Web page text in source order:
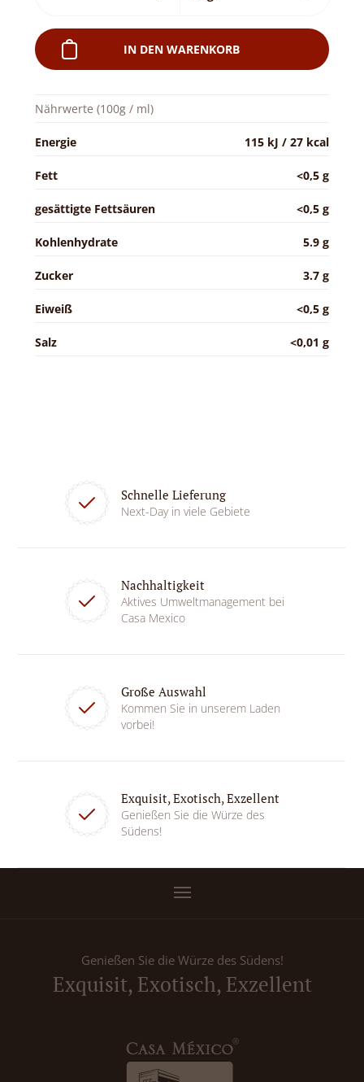
IN DEN WARENKORB
Nährwerte (100g / ml)
Energie 115 kJ / 27 kcal
Fett <0,5 g
gesättigte Fettsäuren <0,5 g
Kohlenhydrate 5.9 g
Zucker 3.7 g
Eiweiß <0,5 g
Salz <0,01 g
Schnelle Lieferung
Next-Day in viele Gebiete
Nachhaltigkeit
Aktives Umweltmanagement bei
Casa Mexico
Große Auswahl
Kommen Sie in unserem Laden
vorbei!
Exquisit, Exotisch, Exzellent
Genießen Sie die Würze des
Südens!
Genießen Sie die Würze des Südens!
Exquisit, Exotisch, Exzellent